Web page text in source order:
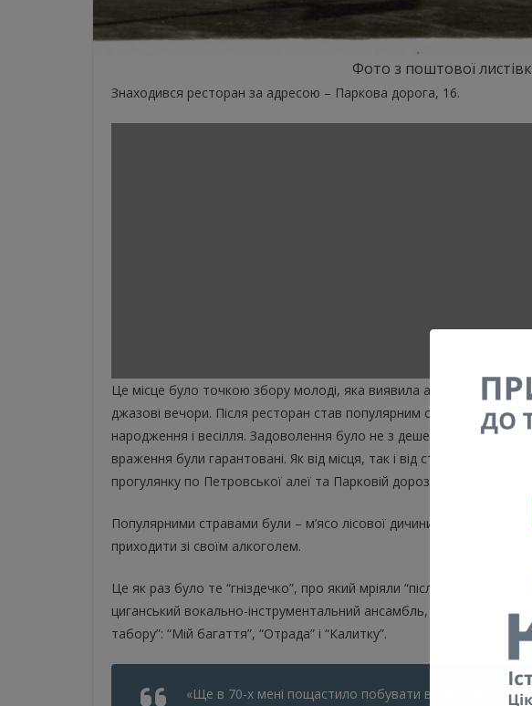
Фото з поштової
Знаходився ресторан за адресою – Паркова дорога, 16.
Це місце було точкою збору молоді, яка виявила антирадянський
джазові вечори. Після ресторан став популярним серед богеми
народження і весілля. Задоволення було не з дешевих. Як
враження були гарантовані. Як від місця, так і від страв. Після
прогулянку по Петровської алеї та Парковій дорозі.
Популярними стравами були – м’ясо лісової дичини, заєць під
приходити зі своїм алкоголем.
Це як раз було те “гніздечко”, про який мріяли “післявоєнні”
циганський вокально-інструментальний ансамбль, що включив до
табору”: “Мій багаття”, “Отрада” і “Калитку”.
«Ще в 70-х мені пощастило побувати в «Зозулі». Гуляли